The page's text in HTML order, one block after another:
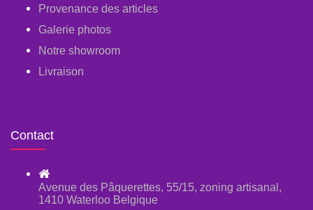
Provenance des articles
Galerie photos
Notre showroom
Livraison
Contact
Avenue des Pâquerettes, 55/15, zoning artisanal,
1410 Waterloo Belgique